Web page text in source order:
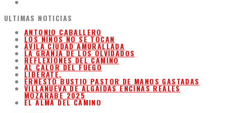
ULTIMAS NOTICIAS
ANTONIO CABALLERO
LOS NIÑOS NO SE TOCAN
ÁVILA CIUDAD AMURALLADA
LA GRANJA DE LOS OLVIDADOS
REFLEXIONES DEL CAMINO
AL CALOR DEL FUEGO
LIBÉRATE,
ERNESTO BUSTIO PASTOR DE MANOS GASTADAS
VILLANUEVA DE ALGAIDAS ENCINAS REALES
MOZARABE 2025
EL ALMA DEL CAMINO